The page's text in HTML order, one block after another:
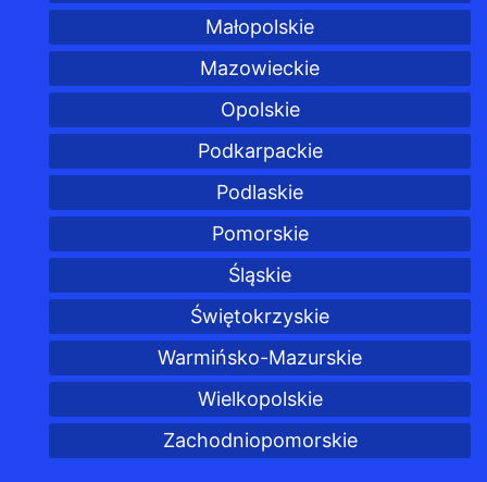
Małopolskie
Mazowieckie
Opolskie
Podkarpackie
Podlaskie
Pomorskie
Śląskie
Świętokrzyskie
Warmińsko-Mazurskie
Wielkopolskie
Zachodniopomorskie